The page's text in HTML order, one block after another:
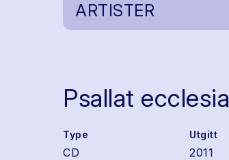
ARTISTER
Psallat ecclesia
Type
CD
Utgitt
2011